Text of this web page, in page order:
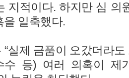
지적이다. 하지만 심 의
을 일축했다.
“실제 금품이 오갔더라
수 등) 여러 의혹이 제